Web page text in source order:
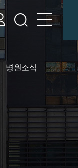
병원소식
병원소식
새빛TV
병원둘러보기